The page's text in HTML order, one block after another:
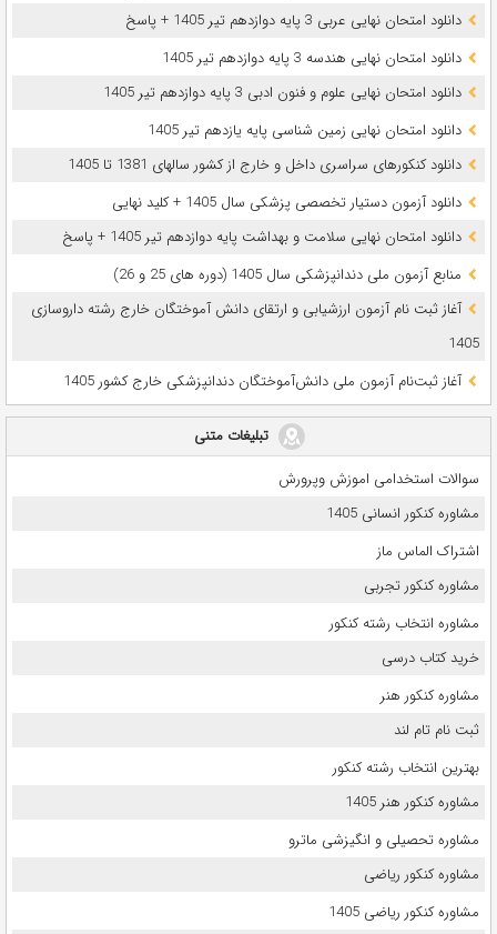
دانلود امتحان نهایی عربی 3 پایه دوازدهم تیر 1405 + پاسخ
دانلود امتحان نهایی هندسه 3 پایه دوازدهم تیر 1405
دانلود امتحان نهایی علوم و فنون ادبی 3 پایه دوازدهم تیر 1405
دانلود امتحان نهایی زمین شناسی پایه یازدهم تیر 1405
دانلود کنکورهای سراسری داخل و خارج از کشور سالهای 1381 تا 1405
دانلود آزمون دستیار تخصصی پزشکی سال 1405 + کلید نهایی
دانلود امتحان نهایی سلامت و بهداشت پایه دوازدهم تیر 1405 + پاسخ
ﻣﻨﺎﺑﻊ آزﻣﻮن ﻣﻠﯽ دندانپزشکی سال 1405 (دوره های 25 و 26)
آغاز ثبت نام آزمون‌ ارزشیابی و ارتقای دانش آموختگان خارج رشته داروسازی
1405
آغاز ثبت‌نام آزمون ملی دانش‌آموختگان دندانپزشکی خارج کشور 1405
تبلیغات متنی
سوالات استخدامی اموزش وپرورش
مشاوره کنکور انسانی 1405
اشتراک الماس ماز
مشاوره کنکور تجربی
مشاوره انتخاب رشته کنکور
خرید کتاب درسی
مشاوره کنکور هنر
ثبت نام تام لند
بهترین انتخاب رشته کنکور
مشاوره کنکور هنر 1405
مشاوره تحصیلی و انگیزشی ماترو
مشاوره کنکور ریاضی
مشاوره کنکور ریاضی 1405